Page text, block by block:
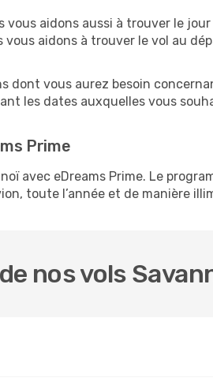
aidons aussi à trouver le
aidons à trouver le vol au
vous aurez besoin
les dates auxquelles vous
Prime
avec eDreams Prime. Le
toute l’année et de manière
nos vols